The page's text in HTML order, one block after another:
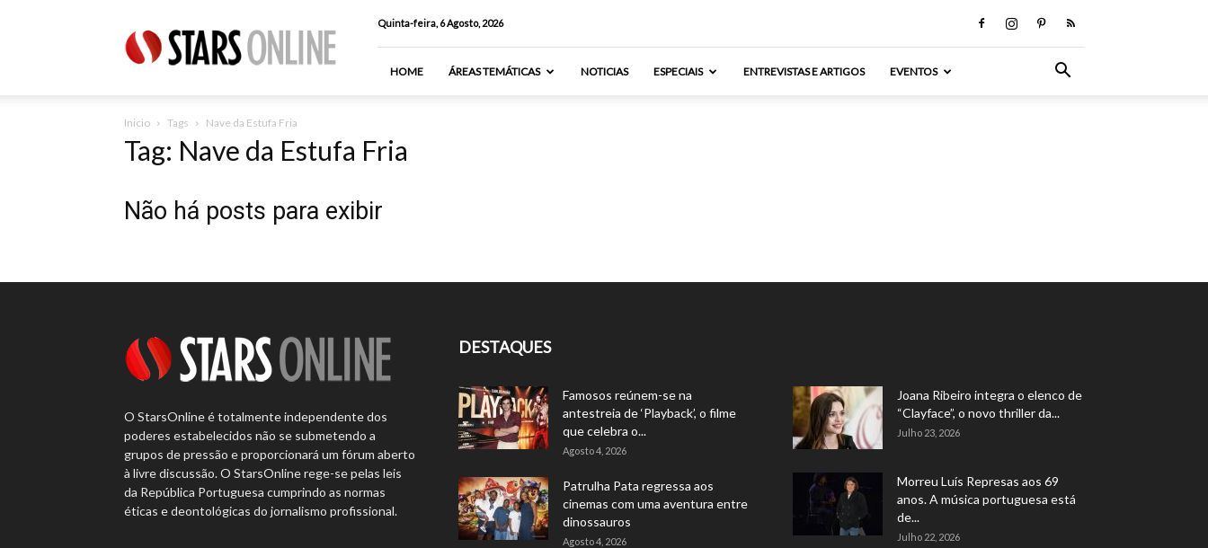
Online
Quinta-feira, 6 Agosto, 2026
HOME ÁREAS TEMÁTICAS NOTICIAS ESPECIAIS ENTREVISTAS E ARTIGOS EVENTOS
Inicio Tags Nave da Estufa Fria
Tag: Nave da Estufa Fria
Não há posts para exibir
O StarsOnline é totalmente independente dos
poderes estabelecidos não se submetendo a
grupos de pressão e proporcionará um fórum aberto
à livre discussão. O StarsOnline rege-se pelas leis
da República Portuguesa cumprindo as normas
éticas e deontológicas do jornalismo profissional.
DESTAQUES
Famosos reúnem-se na
antestreia de ‘Playback’, o filme
que celebra o...
Agosto 4, 2026
Patrulha Pata regressa aos
cinemas com uma aventura entre
dinossauros
Agosto 4, 2026
Joana Ribeiro integra o elenco de
“Clayface”, o novo thriller da...
Julho 23, 2026
Morreu Luís Represas aos 69
anos. A música portuguesa está
de...
Julho 22, 2026